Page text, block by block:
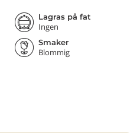
Lagras på fat
Ingen
Smaker
Blommig